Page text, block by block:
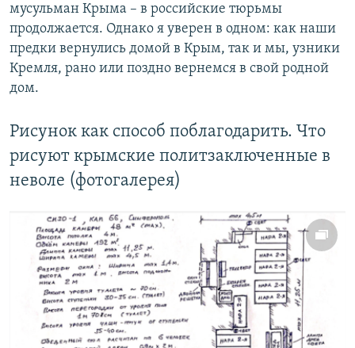
мусульман Крыма – в российские тюрьмы
продолжается. Однако я уверен в одном: как наши
предки вернулись домой в Крым, так и мы, узники
Кремля, рано или поздно вернемся в свой родной
дом.
Рисунок как способ поблагодарить. Что
рисуют крымские политзаключенные в
неволе (фотогалерея)